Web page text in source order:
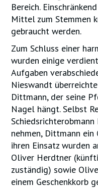
Bereich.
Mittel zum Stemmen
gebraucht werden.
Zum Schluss einer
wurden einige
Aufgaben
Nieswandt
Dittmann, der seine
Nagel hängt. Selbst
nehmen, Dittmann ein
ihren Einsatz wurden
Oliver Herdtner
zuständig) sowie
einem Geschenkkorb